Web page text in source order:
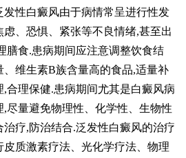
性白癜风由于病情常呈进行性发
、恐惧、紧张等不良情绪,甚至出
膳食.患病期间应注意调整饮食结
维生素B族含量高的食品,适量补
合理保健.患病期间尤其是白癜风病
尽量避免物理性、化学性、生物性
疗,防治结合.泛发性白癜风的治疗
质激素疗法、光化学疗法、物理